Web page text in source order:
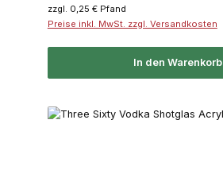
zzgl. 0,25 € Pfand
Preise inkl. MwSt. zzgl. Versandkosten
In den Warenkorb